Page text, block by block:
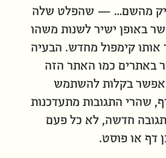
מהשם… — שהפלט שלה
באופן ישיר לשנות משהו
אותו קימפול מחדש. הבעיה
באתרים כמו האתר הזה
אפשר בקלות להשתמש
שהרי התגובות מתעדכנות
חדשה, לא כל פעם
דף או פוסט.